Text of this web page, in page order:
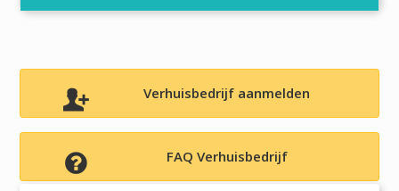
Verhuisbedrijf aanmelden
FAQ Verhuisbedrijf